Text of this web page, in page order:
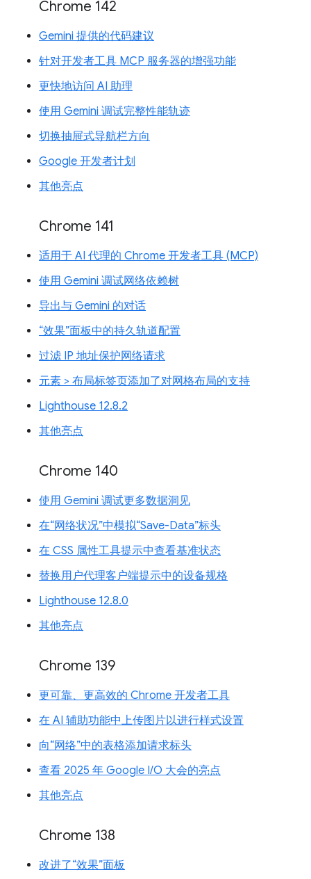
Chrome 142
Gemini 提供的代码建议
针对开发者工具 MCP 服务器的增强功能
更快地访问 AI 助理
使用 Gemini 调试完整性能轨迹
切换抽屉式导航栏方向
Google 开发者计划
其他亮点
Chrome 141
适用于 AI 代理的 Chrome 开发者工具 (MCP)
使用 Gemini 调试网络依赖树
导出与 Gemini 的对话
“效果”面板中的持久轨道配置
过滤 IP 地址保护网络请求
元素 > 布局标签页添加了对网格布局的支持
Lighthouse 12.8.2
其他亮点
Chrome 140
使用 Gemini 调试更多数据洞见
在“网络状况”中模拟“Save-Data”标头
在 CSS 属性工具提示中查看基准状态
替换用户代理客户端提示中的设备规格
Lighthouse 12.8.0
其他亮点
Chrome 139
更可靠、更高效的 Chrome 开发者工具
在 AI 辅助功能中上传图片以进行样式设置
向“网络”中的表格添加请求标头
查看 2025 年 Google I/O 大会的亮点
其他亮点
Chrome 138
改进了“效果”面板